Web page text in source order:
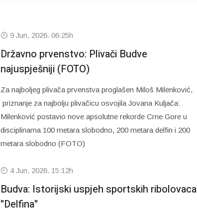
9 Jun, 2026. 06:25h
Državno prvenstvo: Plivači Budve
najuspješniji (FOTO)
Za najboljeg plivača prvenstva proglašen Miloš Milenković,
priznanje za najbolju plivačicu osvojila Jovana Kuljača:
Milenković postavio nove apsolutne rekorde Crne Gore u
disciplinama 100 metara slobodno, 200 metara delfin i 200
metara slobodno (FOTO)
4 Jun, 2026. 15:12h
Budva: Istorijski uspjeh sportskih ribolovaca
"Delfina"